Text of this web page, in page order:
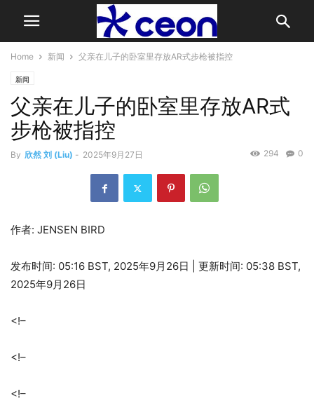
Home 新闻 父亲在儿子的卧室里存放AR式步枪被指控
新闻
父亲在儿子的卧室里存放AR式
步枪被指控
By 欣然 刘 (Liu) - 2025年9月27日 0
294
作者: JENSEN BIRD
发布时间: 05:16 BST, 2025年9月26日 更新时间: 05:38 BST,
2025年9月26日
<!–
<!–
<!–